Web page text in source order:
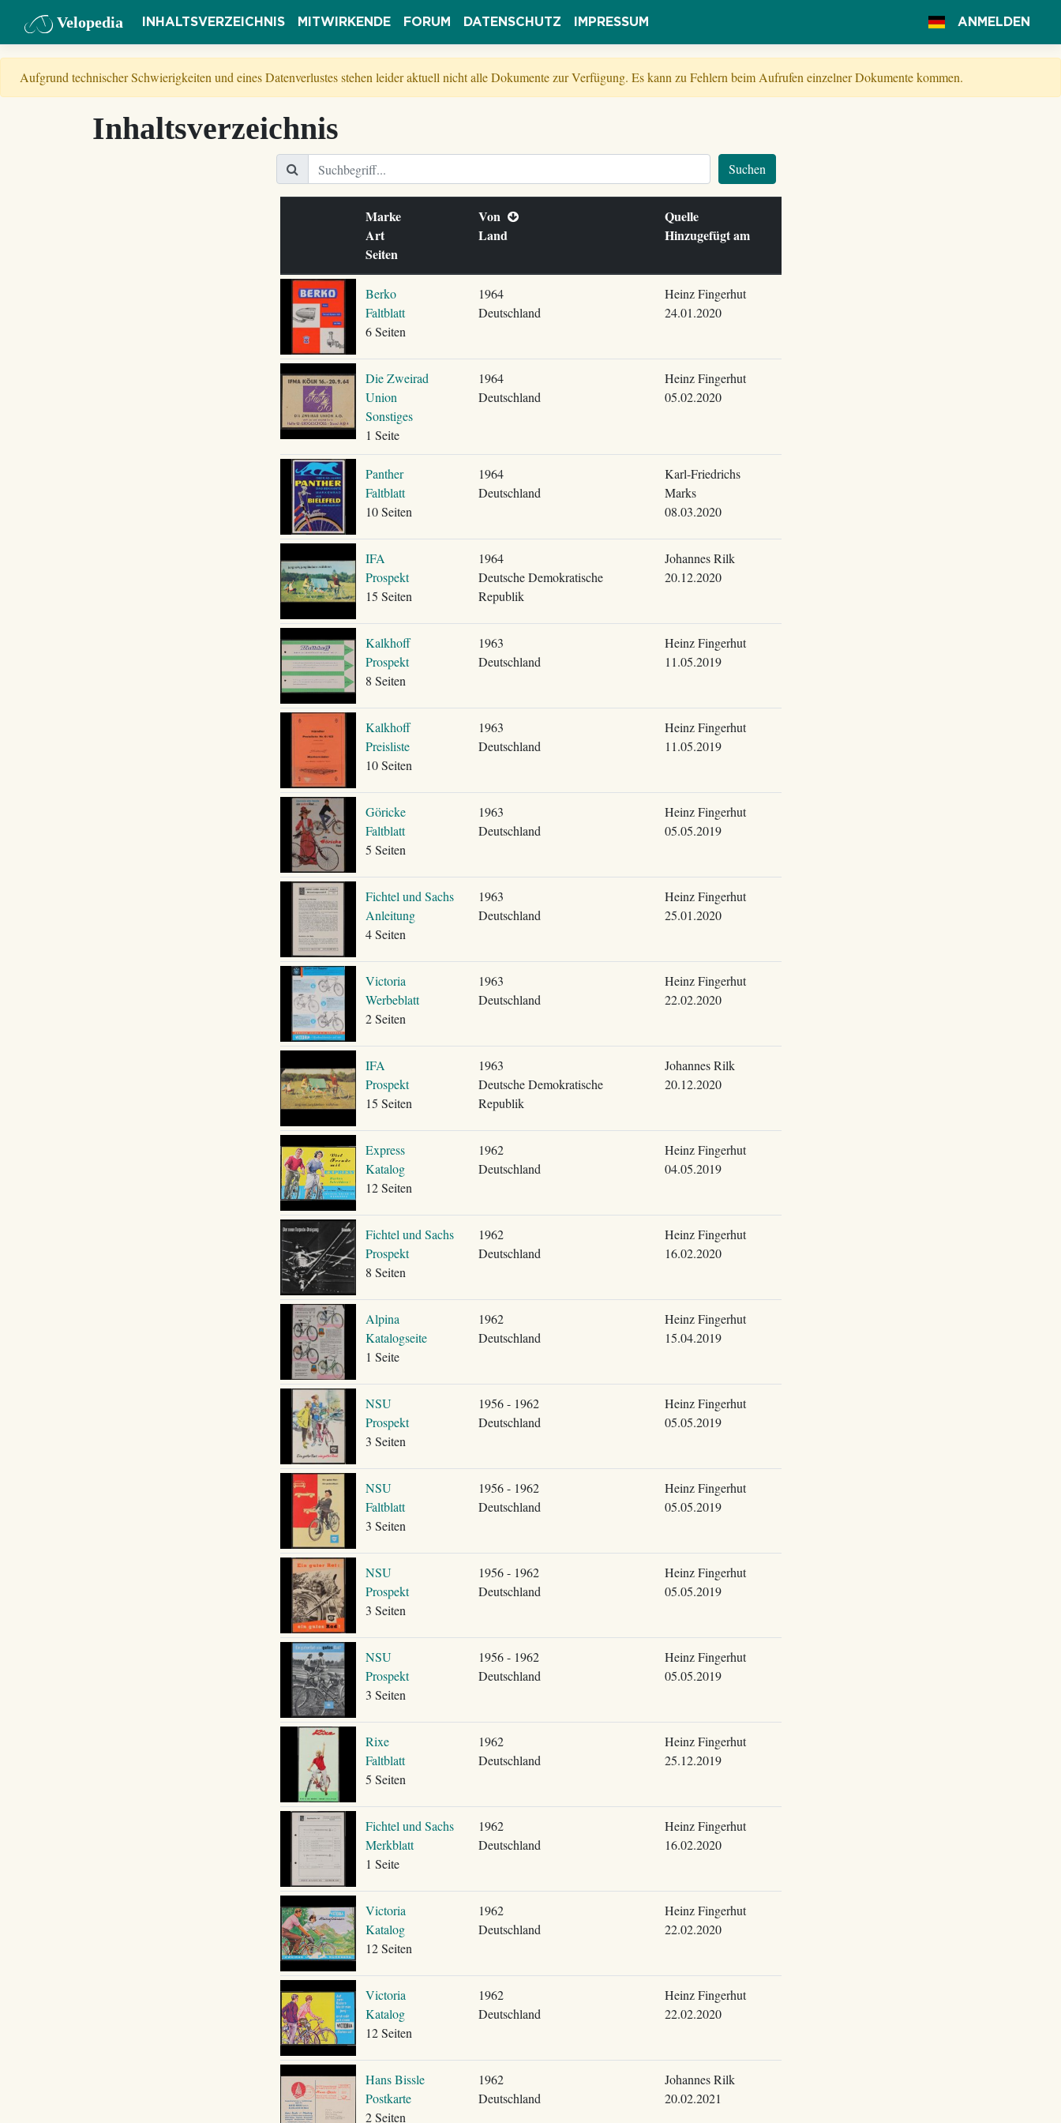
Velopedia INHALTSVERZEICHNIS MITWIRKENDE FORUM DATENSCHUTZ IMPRESSUM ANMELDEN
Aufgrund technischer Schwierigkeiten und eines Datenverlustes stehen leider aktuell nicht alle Dokumente zur Verfügung. Es kann zu Fehlern beim Aufrufen einzelner Dokumente kommen.
Inhaltsverzeichnis
Suchen
Marke
Art
Seiten
Von
Land
Quelle
Hinzugefügt am
Berko
Faltblatt
6 Seiten
1964
Deutschland
Heinz Fingerhut
24.01.2020
Die Zweirad
Union
Sonstiges
1 Seite
1964
Deutschland
Heinz Fingerhut
05.02.2020
Panther
Faltblatt
10 Seiten
1964
Deutschland
Karl-Friedrichs
Marks
08.03.2020
IFA
Prospekt
15 Seiten
1964
Deutsche Demokratische
Republik
Johannes Rilk
20.12.2020
Kalkhoff
Prospekt
8 Seiten
1963
Deutschland
Heinz Fingerhut
11.05.2019
Kalkhoff
Preisliste
10 Seiten
1963
Deutschland
Heinz Fingerhut
11.05.2019
Göricke
Faltblatt
5 Seiten
1963
Deutschland
Heinz Fingerhut
05.05.2019
Fichtel und Sachs
Anleitung
4 Seiten
1963
Deutschland
Heinz Fingerhut
25.01.2020
Victoria
Werbeblatt
2 Seiten
1963
Deutschland
Heinz Fingerhut
22.02.2020
IFA
Prospekt
15 Seiten
1963
Deutsche Demokratische
Republik
Johannes Rilk
20.12.2020
Express
Katalog
12 Seiten
1962
Deutschland
Heinz Fingerhut
04.05.2019
Fichtel und Sachs
Prospekt
8 Seiten
1962
Deutschland
Heinz Fingerhut
16.02.2020
Alpina
Katalogseite
1 Seite
1962
Deutschland
Heinz Fingerhut
15.04.2019
NSU
Prospekt
3 Seiten
1956 - 1962
Deutschland
Heinz Fingerhut
05.05.2019
NSU
Faltblatt
3 Seiten
1956 - 1962
Deutschland
Heinz Fingerhut
05.05.2019
NSU
Prospekt
3 Seiten
1956 - 1962
Deutschland
Heinz Fingerhut
05.05.2019
NSU
Prospekt
3 Seiten
1956 - 1962
Deutschland
Heinz Fingerhut
05.05.2019
Rixe
Faltblatt
5 Seiten
1962
Deutschland
Heinz Fingerhut
25.12.2019
Fichtel und Sachs
Merkblatt
1 Seite
1962
Deutschland
Heinz Fingerhut
16.02.2020
Victoria
Katalog
12 Seiten
1962
Deutschland
Heinz Fingerhut
22.02.2020
Victoria
Katalog
12 Seiten
1962
Deutschland
Heinz Fingerhut
22.02.2020
Hans Bissle
Postkarte
2 Seiten
1962
Deutschland
Johannes Rilk
20.02.2021